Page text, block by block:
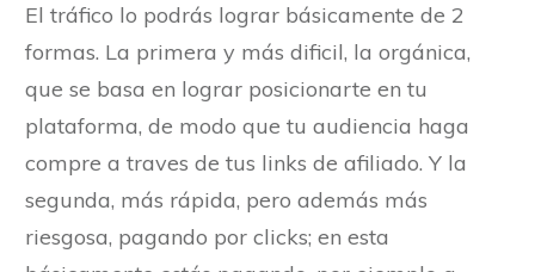
El tráfico lo podrás lograr básicamente de 2
formas. La primera y más dificil, la orgánica,
que se basa en lograr posicionarte en tu
plataforma, de modo que tu audiencia haga
compre a traves de tus links de afiliado. Y la
segunda, más rápida, pero además más
riesgosa, pagando por clicks; en esta